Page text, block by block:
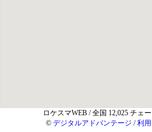
ロケスマWEB / 全国 12,025 チェ
© デジタルアドバンテージ /利